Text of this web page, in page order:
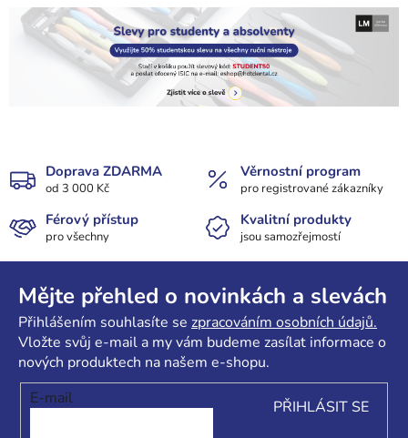
c
í
p
r
v
ý
i
s
u
n
í
Doprava ZDARMA
od 3 000 Kč
Věrnostní program
pro registrované zákazníky
Férový přístup
pro všechny
Kvalitní produkty
jsou samozřejmostí
Mějte přehled o novinkách a slevách
Přihlášením souhlasíte se zpracováním osobních údajů.
Vložte svůj e-mail a my vám budeme zasílat informace o
nových produktech na našem e-shopu.
E-mail
PŘIHLÁSIT SE